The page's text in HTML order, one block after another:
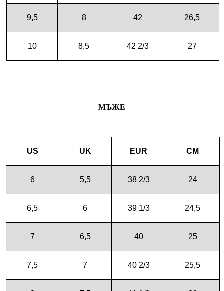
9,5 8 42 26,5
10 8,5 42 2/3 27
МЪЖЕ
US UK EUR CM
6 5,5 38 2/3 24
6,5 6 39 1/3 24,5
7 6,5 40 25
7,5 7 40 2/3 25,5